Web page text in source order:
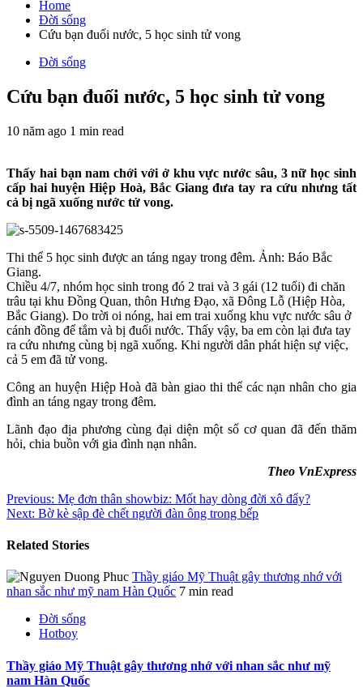
cho:
Home
Đời sống
Cứu bạn đuối nước, 5 học sinh tử vong
Đời sống
Cứu bạn đuối nước, 5 học sinh tử vong
10 năm ago 1 min read
Thấy hai bạn nam chới với ở khu vực nước sâu, 3 nữ học sinh
cấp hai huyện Hiệp Hoà, Bắc Giang đưa tay ra cứu nhưng tất
cả bị ngã xuống nước tử vong.
Thi thể 5 học sinh được an táng ngay trong đêm. Ảnh: Báo Bắc
Giang.
Chiều 4/7, nhóm học sinh trong đó 2 trai và 3 gái (12 tuổi) đi chăn
trâu tại khu Đồng Quan, thôn Hưng Đạo, xã Đông Lỗ (Hiệp Hòa,
Bắc Giang). Do trời oi nóng, hai em trai xuống khu vực nước sâu ở
cánh đồng để tắm và bị đuối nước. Thấy vậy, ba em còn lại đưa tay
ra cứu nhưng cùng bị ngã xuống. Khi người dân phát hiện sự việc,
cả 5 em đã tử vong.
Công an huyện Hiệp Hoà đã bàn giao thi thể các nạn nhân cho gia
đình an táng ngay trong đêm.
Lãnh đạo địa phương cùng đại diện một số cơ quan đã đến thăm
hỏi, chia buồn với gia đình nạn nhân.
Theo VnExpress
Continue
Reading
Previous: Mẹ đơn thân showbiz: Mốt hay dòng đời xô đẩy?
Next: Bờ kè sập đè chết người đàn ông trong bếp
Related Stories
Thầy giáo Mỹ Thuật gây thương nhớ với
nhan sắc như mỹ nam Hàn Quốc 7 min read
Đời sống
Hotboy
Thầy giáo Mỹ Thuật gây thương nhớ với nhan sắc như mỹ
nam Hàn Quốc